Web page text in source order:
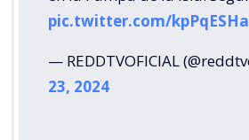
pic.twitter.com/
— REDDTVOFICIAL
23, 2024